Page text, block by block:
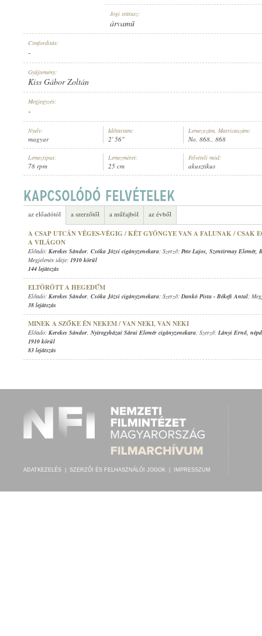
ELŐADÓ: KEREKES SÁNDOR,NYIREGYHÁZAI SÁRAI ELEMÉR
NO. 868.
Jogi státusz:
árvamű
Címfordítás:
-
Gyűjtemény:
Kiss Gábor Zoltán
Megjegyzés:
-
Nyelv:
magyar
Időtartam:
2' 56"
Lemezszám, Matricaszám:
No. 868., 868
Lemeztípus:
78 rpm
Lemezméret:
25 cm
Felvételi mód:
akusztikus
az előadótól a szerzőtől a műfajból az évből
A CSAP UTCÁN VÉGES-VÉGIG / KÉT GYÖNGYE VAN A FALUNAK / CSAK
A VILÁGON
Előadó: Kerekes Sándor, Csóka Józsi cigányzenekara; Szerző: Pete Lajos, Szentirmay Elemér,
Megjelenés ideje: 1910 körül
144 lejátszás
ELTÖRÖTT A HEGEDŰM
Előadó: Kerekes Sándor, Csóka Józsi cigányzenekara; Szerző:Dankó Pista - Békefi Antal;
38 lejátszás
MINEK A SZŐKE ÉN NEKEM / VAN NEKI, VAN NEKI
Előadó: Kerekes Sándor, Nyiregyházai Sárai Elemér cigányzenekara; Szerző: Lányi Ernő,
1910 körül
83 lejátszás
ADATKEZELÉS SZERZŐI ÉS FELHASZNÁLÓI JOGOK IMPRESSZUM